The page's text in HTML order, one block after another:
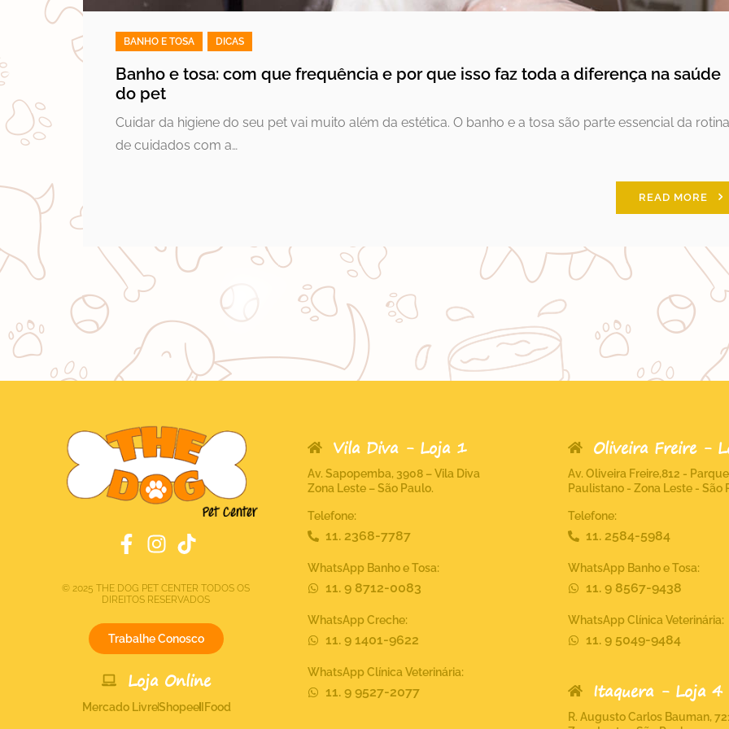
BANHO E TOSA DICAS
Banho e tosa: com que frequência e por que isso faz toda a diferença na saúde
do pet
Cuidar da higiene do seu pet vai muito além da estética. O banho e a tosa são parte essencial da rotina
de cuidados com a…
READ MORE
© 2025 THE DOG PET CENTER TODOS OS
DIREITOS RESERVADOS
Trabalhe Conosco
Loja Online
Mercado LivreShopee IFood
Vila Diva - Loja 1
Av. Sapopemba, 3908 – Vila Diva
Zona Leste – São Paulo.
Telefone:
11. 2368-7787
WhatsApp Banho e Tosa:
11. 9 8712-0083
WhatsApp Creche:
11. 9 1401-9622
WhatsApp Clínica Veterinária:
11. 9 9527-2077
Oliveira Freire -
Av. Oliveira Freire,812 - Parque
Paulistano - Zona Leste - São
Telefone:
11. 2584-5984
WhatsApp Banho e Tosa:
11. 9 8567-9438
WhatsApp Clínica Veterinária:
11. 9 5049-9484
Itaquera - Loja 4
R. Augusto Carlos Bauman,